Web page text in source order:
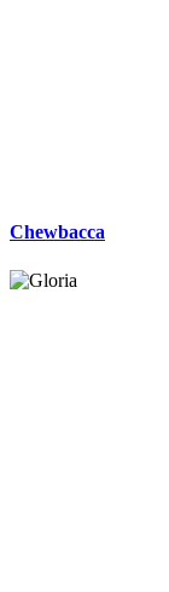
Chewbacca